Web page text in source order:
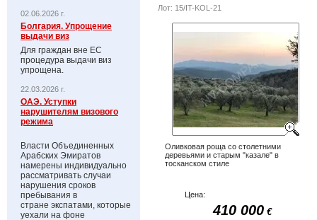
02.06.2026 г.
Болгария. Упрощение
выдачи виз
Для граждан вне ЕС
процедура выдачи виз
упрощена.
22.03.2026 г.
ОАЭ. Уступки
нарушителям визового
режима
Власти Объединенных
Арабских Эмиратов
намерены индивидуально
рассматривать случаи
нарушения сроков
пребывания в
стране экспатами, которые
уехали на фоне
Лот: 15/IT-KOL-21
Оливковая роща со столетними
деревьями и старым "казале" в
тосканском стиле
Цена:
410 000 €